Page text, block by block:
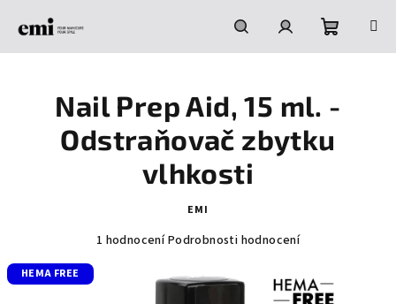
HledatPřihlášeníNákupní
košík
Nail Prep Aid, 15 ml. -
Odstraňovač zbytku
vlhkosti
EMI
Průměrné
1 hodnoceníPodrobnosti hodnocení
HEMA FREE